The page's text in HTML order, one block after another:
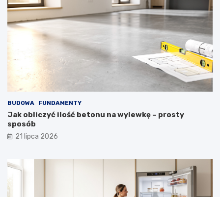
BUDOWA FUNDAMENTY
Jak obliczyć ilość betonu na wylewkę – prosty
sposób
21 lipca 2026